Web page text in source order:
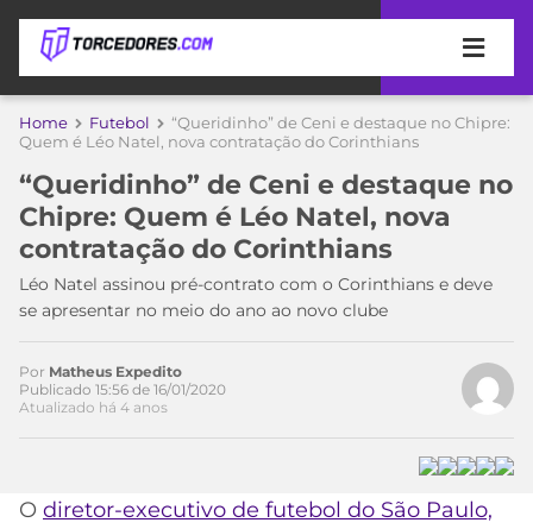
APOSTAS
DE
APOSTA
MELHORES
SITES
DE
APOSTAS
2026
BETBOOM
COPA
DO
MUNDO
TIMES
MEU
TIME
PALMEIRAS
CAMPEONATOS
SÉRIE
ESPORTIVA
Home Futebol
“Queridinho” de Ceni e destaque no Chipre:
Quem é Léo Natel, nova contratação do Corinthians
“Queridinho” de Ceni e destaque no
Chipre: Quem é Léo Natel, nova
contratação do Corinthians
Léo Natel assinou pré-contrato com o Corinthians e deve
se apresentar no meio do ano ao novo clube
Acesse o perfil do autor
no Twitter
Por Matheus Expedito
Publicado 15:56 de 16/01/2020
Atualizado há 4 anos
O diretor-executivo de futebol do São Paulo,